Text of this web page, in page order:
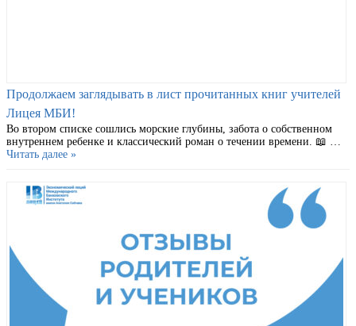
Продолжаем заглядывать в лист прочитанных книг учителей
Лицея МБИ!
Во втором списке сошлись морские глубины, забота о собственном
внутреннем ребенке и классический роман о течении времени. 📖 …
Читать далее »